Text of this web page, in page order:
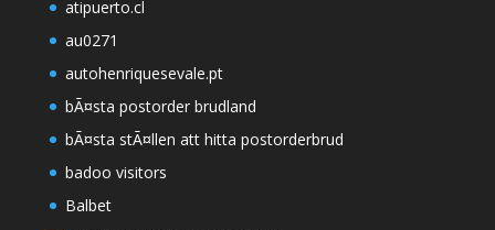
atipuerto.cl
au0271
autohenriquesevale.pt
bÃ¤sta postorder brudland
bÃ¤sta stÃ¤llen att hitta postorderbrud
badoo visitors
Balbet